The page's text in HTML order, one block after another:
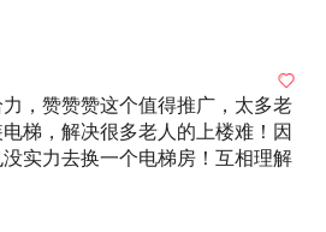
，赞赞赞这个值得推广，太多老
梯，解决很多老人的上楼难！因
实力去换一个电梯房！互相理解